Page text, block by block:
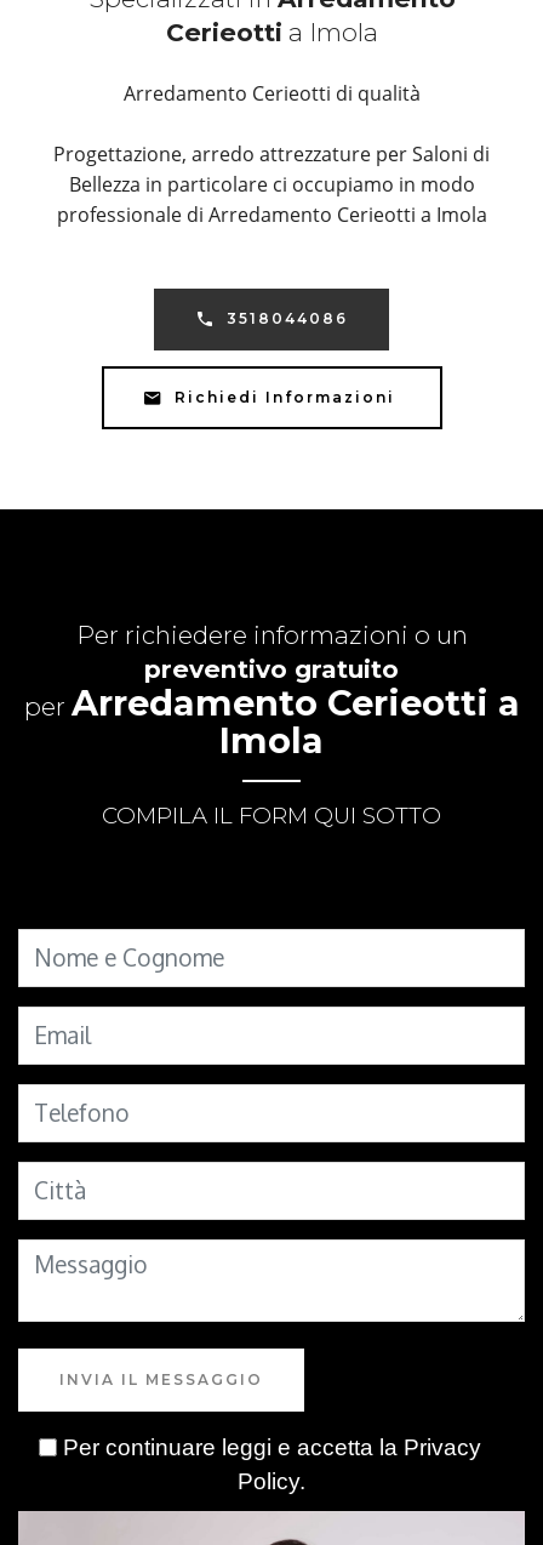
Cerieotti a Imola
Arredamento Cerieotti di qualità
Progettazione, arredo attrezzature per Saloni di
Bellezza in particolare ci occupiamo in modo
professionale di Arredamento Cerieotti a Imola
3518044086
Richiedi Informazioni
Per richiedere informazioni o un
preventivo gratuito
per Arredamento Cerieotti a
Imola
COMPILA IL FORM QUI SOTTO
INVIA IL MESSAGGIO
Per continuare leggi e accetta la Privacy
Policy.